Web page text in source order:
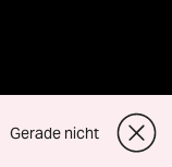
Gerade nicht